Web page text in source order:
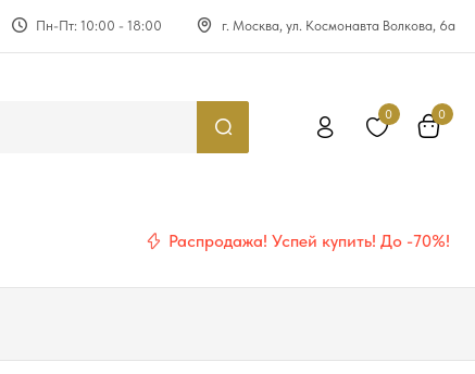
Пн-Пт: 10:00 - 18:00 г. Москва, ул. Космонавта Волкова, 6а
0 0
Распродажа! Успей купить! До -70%!